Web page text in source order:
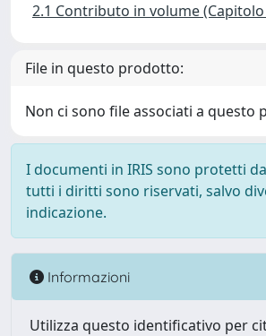
2.1 Contributo in volume
File in questo prodotto:
Non ci sono file associati a questo
I documenti in IRIS sono protetti
tutti i diritti sono riservati, salvo
indicazione.
Informazioni
Utilizza questo identificativo per